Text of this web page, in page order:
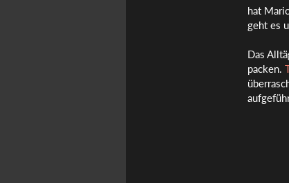
hat
geht es
Das
packen.